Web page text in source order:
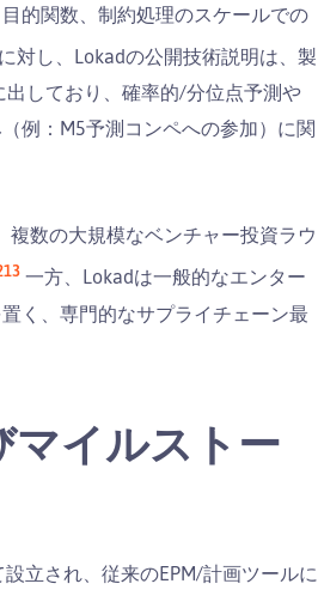
的関数、制約処理のスケールでの
対し、Lokadの公開技術説明は、製
しており、確率的/分位点予測や
例：M5予測コンペへの参加）に関
数の大規模なベンチャー投資ラウ
13 一方、Lokadは一般的なエンター
く、専門的なサプライチェーン最
マイルストー
立され、従来のEPM/計画ツールに